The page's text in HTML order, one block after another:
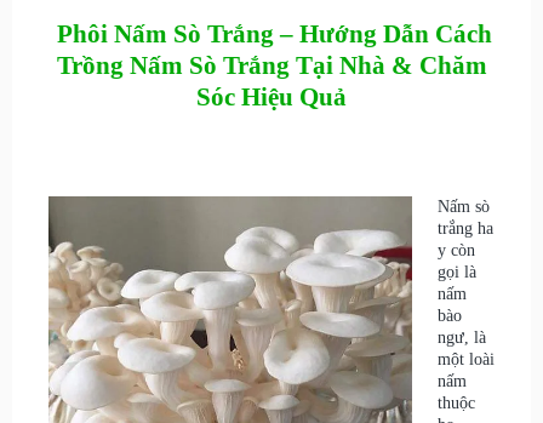
Phôi Nấm Sò Trắng – Hướng Dẫn Cách
Trồng Nấm Sò Trắng Tại Nhà & Chăm
Sóc Hiệu Quả
Nấm sò
trắng ha
y còn
gọi là
nấm
bào
ngư, là
một loài
nấm
thuộc